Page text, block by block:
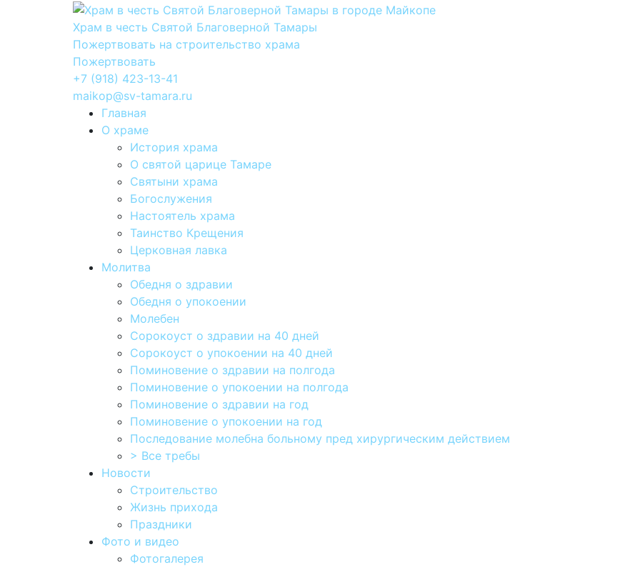
Храм в честь Святой Благоверной Тамары
Пожертвовать на строительство храма
Пожертвовать
+7 (918) 423-13-41
maikop@sv-tamara.ru
Главная
О храме
История храма
О святой царице Тамаре
Святыни храма
Богослужения
Настоятель храма
Таинство Крещения
Церковная лавка
Молитва
Обедня о здравии
Обедня о упокоении
Молебен
Сорокоуст о здравии на 40 дней
Сорокоуст о упокоении на 40 дней
Поминовение о здравии на полгода
Поминовение о упокоении на полгода
Поминовение о здравии на год
Поминовение о упокоении на год
Последование молебна больному пред хирургическим действием
> Все требы
Новости
Строительство
Жизнь прихода
Праздники
Фото и видео
Фотогалерея